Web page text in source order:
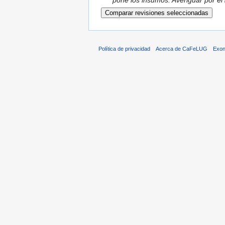
Política de privacidad Acerca de CaFeLUG